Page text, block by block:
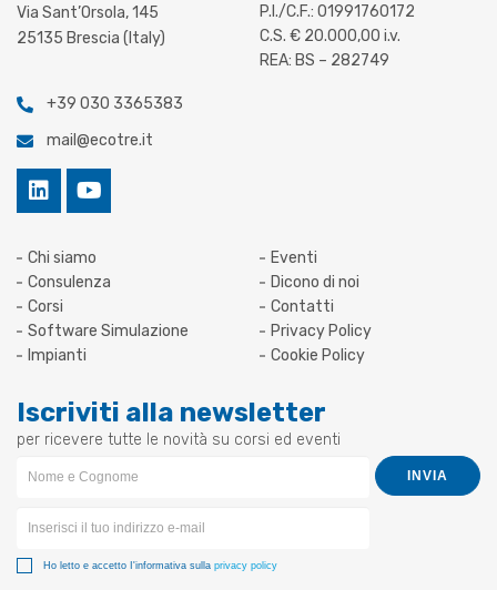
Via Sant’Orsola, 145
25135 Brescia (Italy)
+39 030 3365383
mail@ecotre.it
P.I./C.F.: 01991760172
C.S. € 20.000,00 i.v.
REA: BS – 282749
Chi siamo
Consulenza
Corsi
Software Simulazione
Impianti
Eventi
Dicono di noi
Contatti
Privacy Policy
Cookie Policy
Iscriviti alla newsletter
per ricevere tutte le novità su corsi ed eventi
Ho letto e accetto I'informativa sulla privacy policy
INVIA